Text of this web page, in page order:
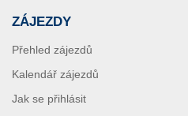
ZÁJEZDY
Přehled zájezdů
Kalendář zájezdů
Jak se přihlásit